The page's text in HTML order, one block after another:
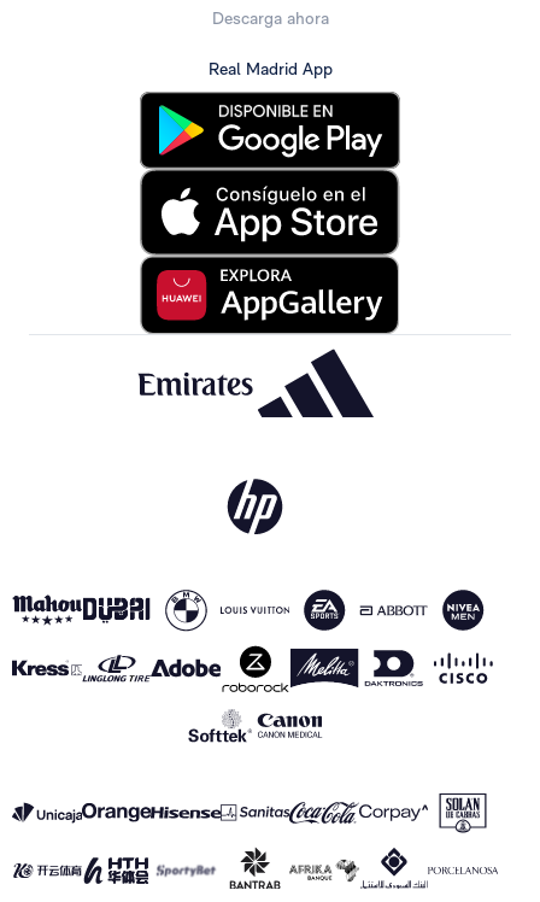
Descarga ahora
Real Madrid App